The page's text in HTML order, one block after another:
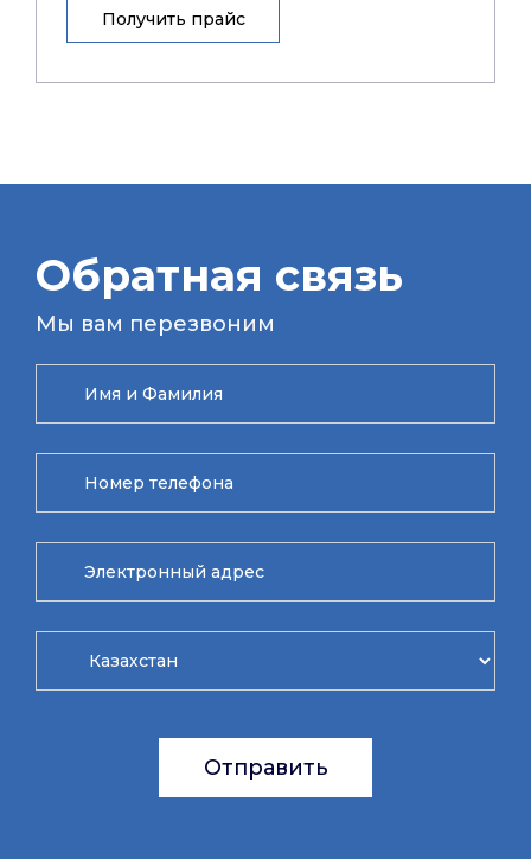
Получить прайс
Обратная связь
Мы вам перезвоним
Отправить